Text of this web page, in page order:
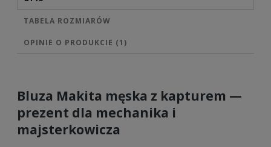
TABELA ROZMIARÓW
OPINIE O PRODUKCIE (1)
Bluza Makita męska z kapturem —
prezent dla mechanika i
majsterkowicza